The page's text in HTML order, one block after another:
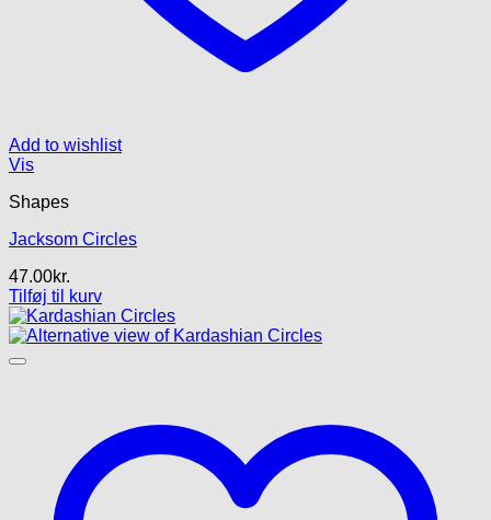
Add to wishlist
Vis
Shapes
Jacksom Circles
47.00kr.
Tilføj til kurv